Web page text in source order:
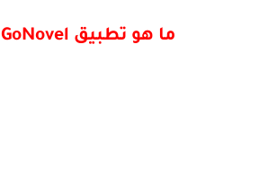
ما هو تطبيق GoNovel